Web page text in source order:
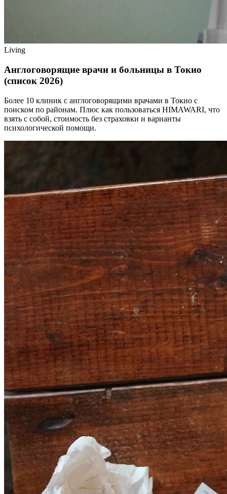
Living
Англоговорящие врачи и больницы в Токио
(список 2026)
Более 10 клиник с англоговорящими врачами в Токио с
поиском по районам. Плюс как пользоваться HIMAWARI, что
взять с собой, стоимость без страховки и варианты
психологической помощи.